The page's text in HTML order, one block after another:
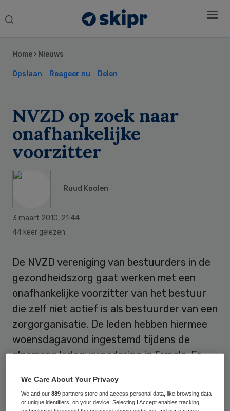
Search
Home › Nieuws
Opslaan Reageer nu Delen
NVZD op zoek naar
onafhankelijke
voorzitter
Ruud Koolen
3 maart 2010, 21:44
44 keer gelezen
De NVZD vereniging van bestuurders in de
gezondheidszorg gaat werken met een
onafhankelijke voorzitter van het bestuur
die zelf niet actief is als bestuurder van een
zorgorganisatie. De leden hebben hiermee
woensdagavond ingestemd tijdens de
algemene ledenvergadering in Ermelo. Er
verenigingsbureau.
Sidebar
We Care About Your Privacy
We and our889 partners store and access personal data, like browsing data
or unique identifiers, on your device. Selecting I Accept enables tracking